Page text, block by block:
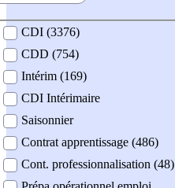
contrat
CDI (3376)
CDD (754)
Intérim (169)
CDI Intérimaire
Saisonnier
Contrat apprentissage (486)
Cont. professionnalisation (48)